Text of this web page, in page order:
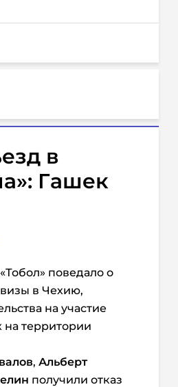
в
Гашек
поведало о
в Чехию,
на участие
на территории
, Альберт
получили отказ